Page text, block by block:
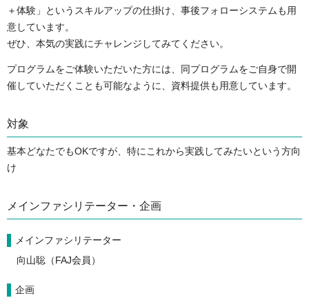
＋体験」というスキルアップの仕掛け、事後フォローシステムも用
意しています。
ぜひ、本気の実践にチャレンジしてみてください。
プログラムをご体験いただいた方には、同プログラムをご自身で開
催していただくことも可能なように、資料提供も用意しています。
対象
基本どなたでもOKですが、特にこれから実践してみたいという方向
け
メインファシリテーター・企画
メインファシリテーター
向山聡（FAJ会員）
企画